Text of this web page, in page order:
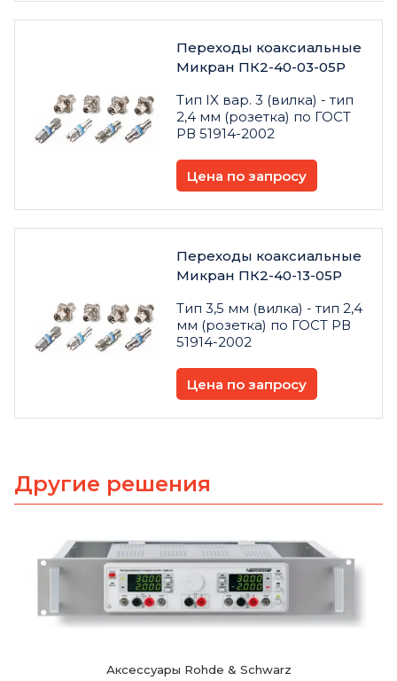
Переходы коаксиальные
Микран ПК2-40-03-05Р
Тип IX вар. 3 (вилка) - тип
2,4 мм (розетка) по ГОСТ
РВ 51914-2002
Цена по запросу
Переходы коаксиальные
Микран ПК2-40-13-05Р
Тип 3,5 мм (вилка) - тип 2,4
мм (розетка) по ГОСТ РВ
51914-2002
Цена по запросу
Другие решения
Аксессуары Rohde & Schwarz